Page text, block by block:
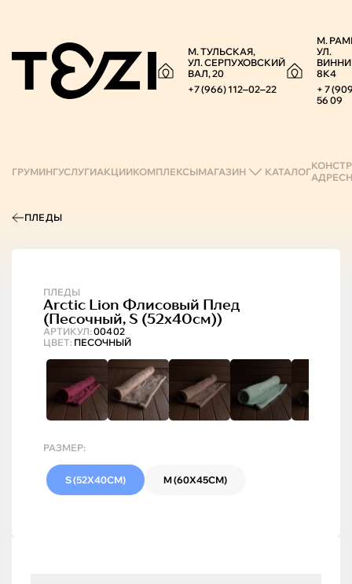
М. ТУЛЬСКАЯ,
УЛ. СЕРПУХОВСКИЙ
ВАЛ, 20
+7 (966) 112‒02‒22
М.
УЛ.
8К4
+ 7
56 09
ГРУМИНГУСЛУГИАКЦИИКОМПЛЕКСЫМАГАЗИН КАТАЛОГ
ПЛЕДЫ
ПЛЕДЫ
АРТИКУЛ: 00402
Arctic Lion Флисовый Плед
(песочный, S (52х40см))
ЦВЕТ: ПЕСОЧНЫЙ
РАЗМЕР:
S (52Х40СМ) M (60Х45СМ)